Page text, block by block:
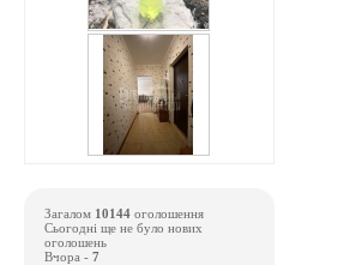
Загалом 10144 оголошення
Сьогодні ще не було нових
оголошень
Вчора - 7